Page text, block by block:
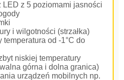
z 5 poziomami jasności
i wilgotności (strzałka)
od -1°C do
niskiej temperatury
górna i dolna granica)
urządzeń mobilnych np.